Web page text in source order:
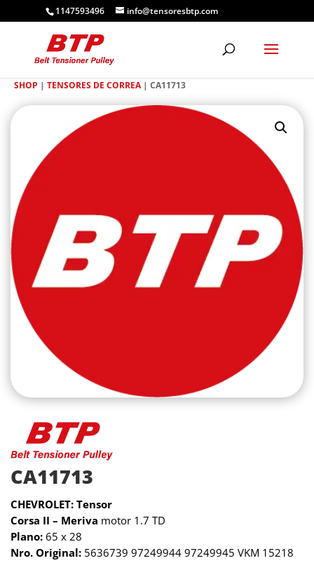
1147593496 info@tensoresbtp.com
SHOP | TENSORES DE CORREA| CA11713
CA11713
CHEVROLET: Tensor
Corsa II – Meriva motor 1.7 TD
Plano: 65 x 28
Nro. Original: 5636739 97249944 97249945 VKM 15218